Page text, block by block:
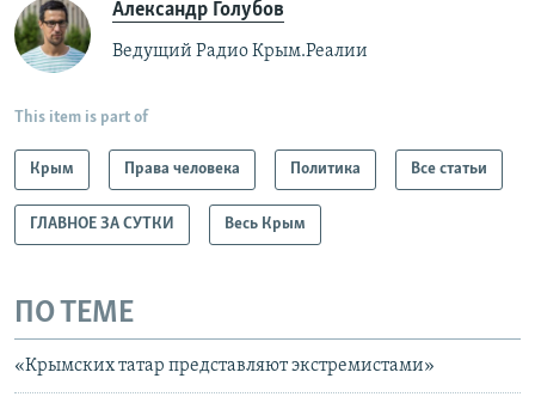
Александр Голубов
Ведущий Радио Крым.Реалии
This item is part of
Крым Права человека Политика Все статьи
ГЛАВНОЕ ЗА СУТКИ Весь Крым
ПО ТЕМЕ
«Крымских татар представляют экстремистами»